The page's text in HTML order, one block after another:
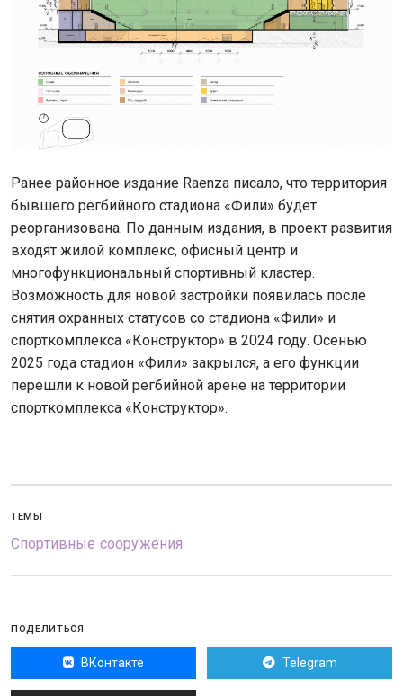
Ранее районное издание Raenza писало, что территория
бывшего регбийного стадиона «Фили» будет
реорганизована. По данным издания, в проект развития
входят жилой комплекс, офисный центр и
многофункциональный спортивный кластер.
Возможность для новой застройки появилась после
снятия охранных статусов со стадиона «Фили» и
спорткомплекса «Конструктор» в 2024 году. Осенью
2025 года стадион «Фили» закрылся, а его функции
перешли к новой регбийной арене на территории
спорткомплекса «Конструктор».
ТЕМЫ
Спортивные сооружения
ПОДЕЛИТЬСЯ
ВКонтакте Telegram